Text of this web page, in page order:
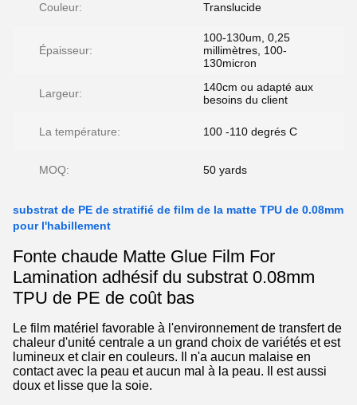
Couleur: Translucide
Épaisseur:
100-130um, 0,25
millimètres, 100-
130micron
Largeur:
140cm ou adapté aux
besoins du client
La température: 100 -110 degrés C
MOQ: 50 yards
substrat de PE de stratifié de film de la matte TPU de 0.08mm
pour l'habillement
Fonte chaude Matte Glue Film For
Lamination adhésif du substrat 0.08mm
TPU de PE de coût bas
Le film matériel favorable à l'environnement de transfert de
chaleur d'unité centrale a un grand choix de variétés et est
lumineux et clair en couleurs. Il n'a aucun malaise en
contact avec la peau et aucun mal à la peau. Il est aussi
doux et lisse que la soie.